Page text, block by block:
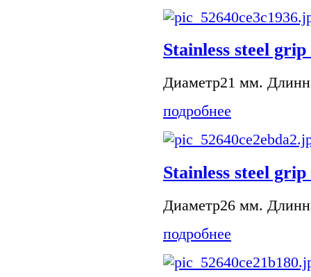
Stainless steel grip
Диаметр21 мм.
подробнее
Stainless steel grip
Диаметр26 мм.
подробнее